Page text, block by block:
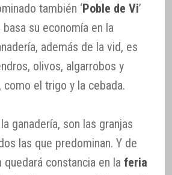
también ‘Poble de Vi’
su economía en la
además de la vid, es
olivos, algarrobos y
como el trigo y la cebada.
ganadería, son las granjas
las que predominan. Y de
constancia en la feria